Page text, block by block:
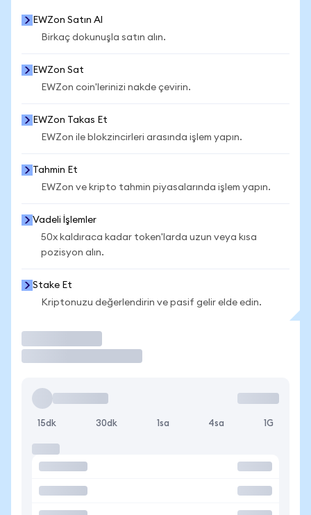
EWZon Satın Al
Birkaç dokunuşla satın alın.
EWZon Sat
EWZon coin'lerinizi nakde çevirin.
EWZon Takas Et
EWZon ile blokzincirleri arasında işlem yapın.
Tahmin Et
EWZon ve kripto tahmin piyasalarında işlem yapın.
Vadeli İşlemler
50x kaldıraca kadar token'larda uzun veya kısa
pozisyon alın.
Stake Et
Kriptonuzu değerlendirin ve pasif gelir elde edin.
15dk 30dk 1sa 4sa 1G